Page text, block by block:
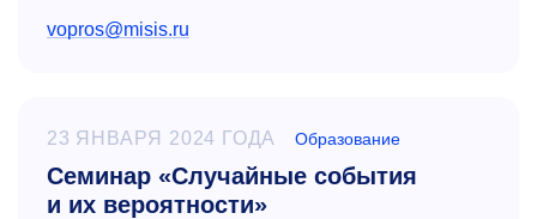
vopros@misis.ru
23 ЯНВАРЯ 2024 ГОДА Образование
Семинар «Случайные события
и их вероятности»